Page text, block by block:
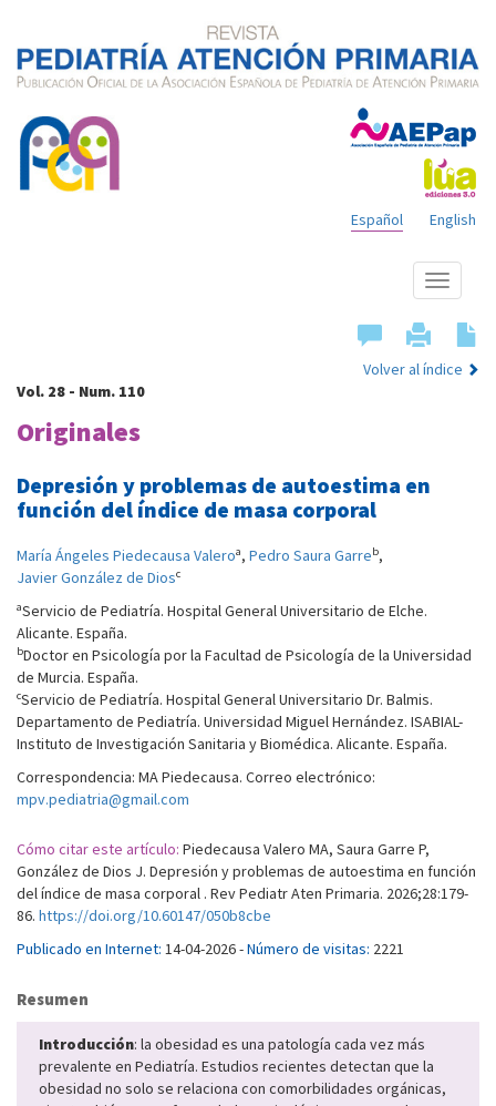
English
Español
Mostrar
menú
Volver al índice
Vol. 28 - Num. 110
Originales
Depresión y problemas de autoestima en
función del índice de masa corporal
María Ángeles Piedecausa Valeroa, Pedro Saura Garreb,
Javier González de Diosc
aServicio de Pediatría. Hospital General Universitario de Elche.
Alicante. España.
bDoctor en Psicología por la Facultad de Psicología de la Universidad
de Murcia. España.
cServicio de Pediatría. Hospital General Universitario Dr. Balmis.
Departamento de Pediatría. Universidad Miguel Hernández. ISABIAL-
Instituto de Investigación Sanitaria y Biomédica. Alicante. España.
Correspondencia: MA Piedecausa. Correo electrónico:
mpv.pediatria@gmail.com
Cómo citar este artículo: Piedecausa Valero MA, Saura Garre P,
González de Dios J. Depresión y problemas de autoestima en función
del índice de masa corporal . Rev Pediatr Aten Primaria. 2026;28:179-
86. https://doi.org/10.60147/050b8cbe
Publicado en Internet: 14-04-2026 -Número de visitas: 2221
Resumen
Introducción: la obesidad es una patología cada vez más
prevalente en Pediatría. Estudios recientes detectan que la
obesidad no solo se relaciona con comorbilidades orgánicas,